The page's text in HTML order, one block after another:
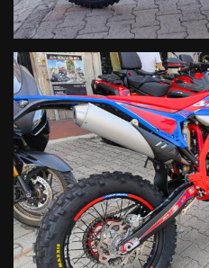
determina una migliore
carburante. Questo si traduce in
carburazione a tutti i regimi di
del carico motore, in tutte le
il range di utilizzo del propulsore si
essendo disponibile sia maggior
le due candele, inoltre, sono
separato tra di sé. Questo si
due candele dovesse bruciarsi, il
di funzionare, anche se non nel
concludere sempre la gara o il
Grazie a questi interventi, si è
della coppia e della linearità di